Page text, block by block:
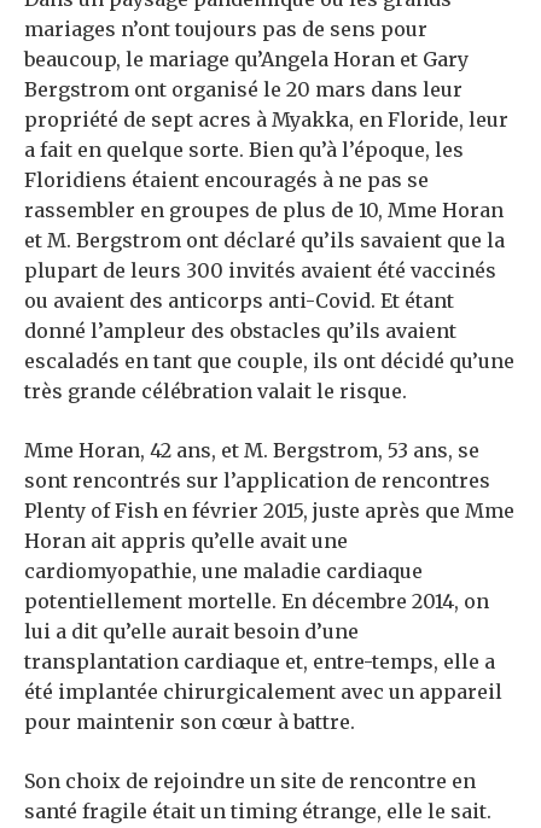
mariages n’ont toujours pas de sens pour
beaucoup, le mariage qu’Angela Horan et Gary
Bergstrom ont organisé le 20 mars dans leur
propriété de sept acres à Myakka, en Floride, leur
a fait en quelque sorte. Bien qu’à l’époque, les
Floridiens étaient encouragés à ne pas se
rassembler en groupes de plus de 10, Mme Horan
et M. Bergstrom ont déclaré qu’ils savaient que la
plupart de leurs 300 invités avaient été vaccinés
ou avaient des anticorps anti-Covid. Et étant
donné l’ampleur des obstacles qu’ils avaient
escaladés en tant que couple, ils ont décidé qu’une
très grande célébration valait le risque.
Mme Horan, 42 ans, et M. Bergstrom, 53 ans, se
sont rencontrés sur l’application de rencontres
Plenty of Fish en février 2015, juste après que Mme
Horan ait appris qu’elle avait une
cardiomyopathie, une maladie cardiaque
potentiellement mortelle. En décembre 2014, on
lui a dit qu’elle aurait besoin d’une
transplantation cardiaque et, entre-temps, elle a
été implantée chirurgicalement avec un appareil
pour maintenir son cœur à battre.
Son choix de rejoindre un site de rencontre en
santé fragile était un timing étrange, elle le sait.